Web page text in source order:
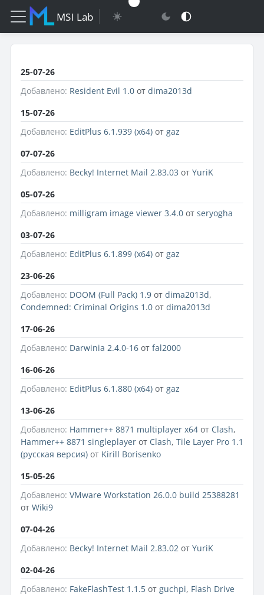
MSI Lab
25-07-26
Добавлено: Resident Evil 1.0 от dima2013d
15-07-26
Добавлено: EditPlus 6.1.939 (x64) от gaz
07-07-26
Добавлено: Becky! Internet Mail 2.83.03 от YuriK
05-07-26
Добавлено: milligram image viewer 3.4.0 от seryogha
03-07-26
Добавлено: EditPlus 6.1.899 (x64) от gaz
23-06-26
Добавлено: DOOM (Full Pack) 1.9 от dima2013d,
Condemned: Criminal Origins 1.0 от dima2013d
17-06-26
Добавлено: Darwinia 2.4.0-16 от fal2000
16-06-26
Добавлено: EditPlus 6.1.880 (x64) от gaz
13-06-26
Добавлено: Hammer++ 8871 multiplayer x64 от Clash,
Hammer++ 8871 singleplayer от Clash, Tile Layer Pro 1.1
(русская версия) от Kirill Borisenko
15-05-26
Добавлено: VMware Workstation 26.0.0 build 25388281
от Wiki9
07-04-26
Добавлено: Becky! Internet Mail 2.83.02 от YuriK
02-04-26
Добавлено: FakeFlashTest 1.1.5 от guchpi, Flash Drive